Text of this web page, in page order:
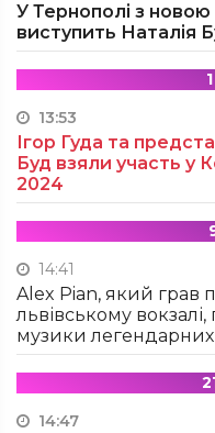
У Тернополі з
виступить Наталія
13:53
Ігор Гуда та
Буд взяли участь у
2024
14:41
Alex Pian, який грав
львівському
музики легендарних
14:47